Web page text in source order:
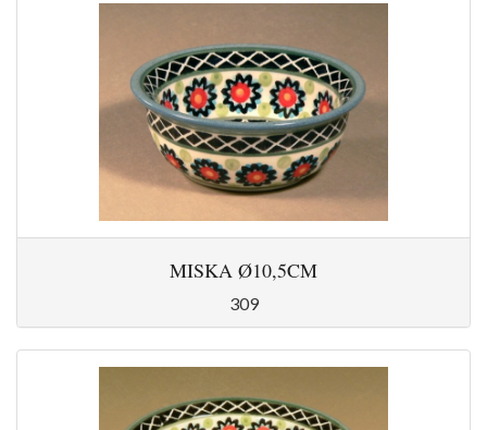
MISKA Ø10,5CM
309